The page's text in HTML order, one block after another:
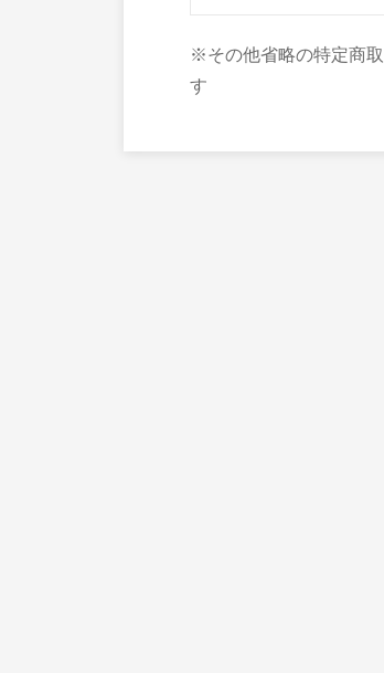
※その他省略の特定商
す